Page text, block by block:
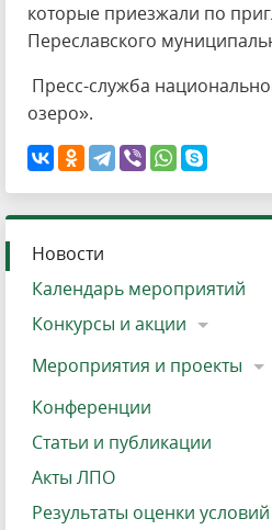
которые приезжали по
Переславского
Пресс-служба
озеро».
Новости
Календарь мероприятий
Конкурсы и акции
Мероприятия и проекты
Конференции
Статьи и публикации
Акты ЛПО
Результаты оценки условий